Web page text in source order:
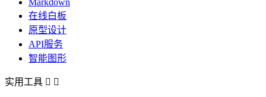
在线白板
原型设计
API服务
智能图形
实用工具  